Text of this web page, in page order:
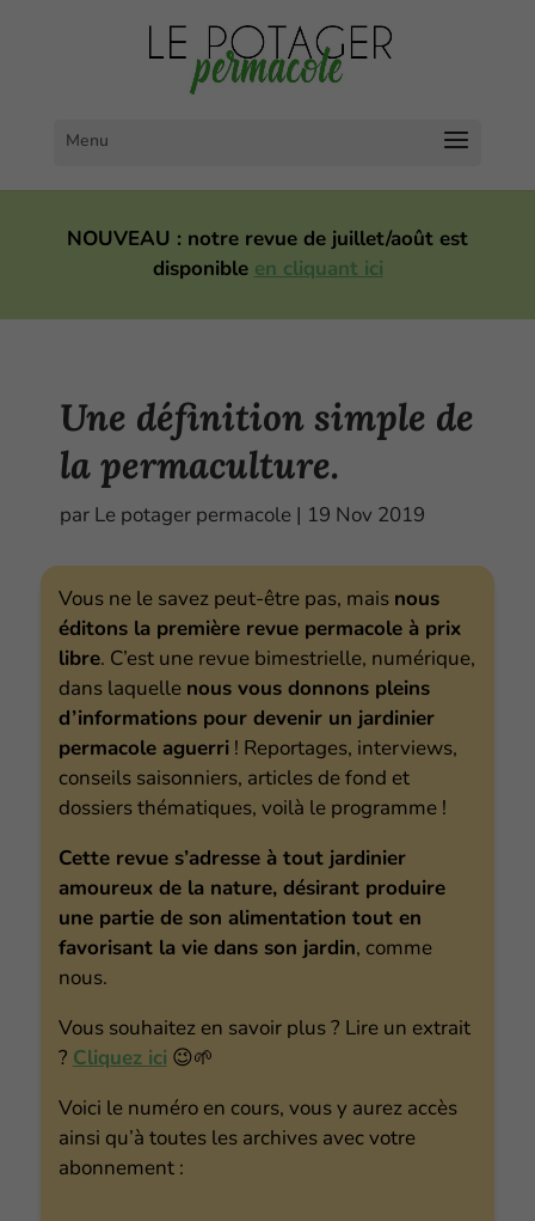
NOUVEAU : notre revue de juillet/août est
disponible en cliquant ici
Une définition simple de
la permaculture.
par Le potager permacole | 19 Nov 2019
Vous ne le savez peut-être pas, mais nous
éditons la première revue permacole à prix
libre. C’est une revue bimestrielle, numérique,
dans laquelle nous vous donnons pleins
d’informations pour devenir un jardinier
permacole aguerri! Reportages, interviews,
conseils saisonniers, articles de fond et
dossiers thématiques, voilà le programme !
Cette revue s’adresse à tout jardinier
amoureux de la nature, désirant produire
une partie de son alimentation tout en
favorisant la vie dans son jardin, comme
nous.
Vous souhaitez en savoir plus ? Lire un extrait
? Cliquez ici 😉🌱
Voici le numéro en cours, vous y aurez accès
ainsi qu’à toutes les archives avec votre
abonnement :